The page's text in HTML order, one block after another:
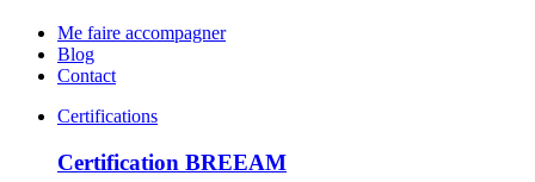
Me faire accompagner
Blog
Contact
Certifications
Certification BREEAM